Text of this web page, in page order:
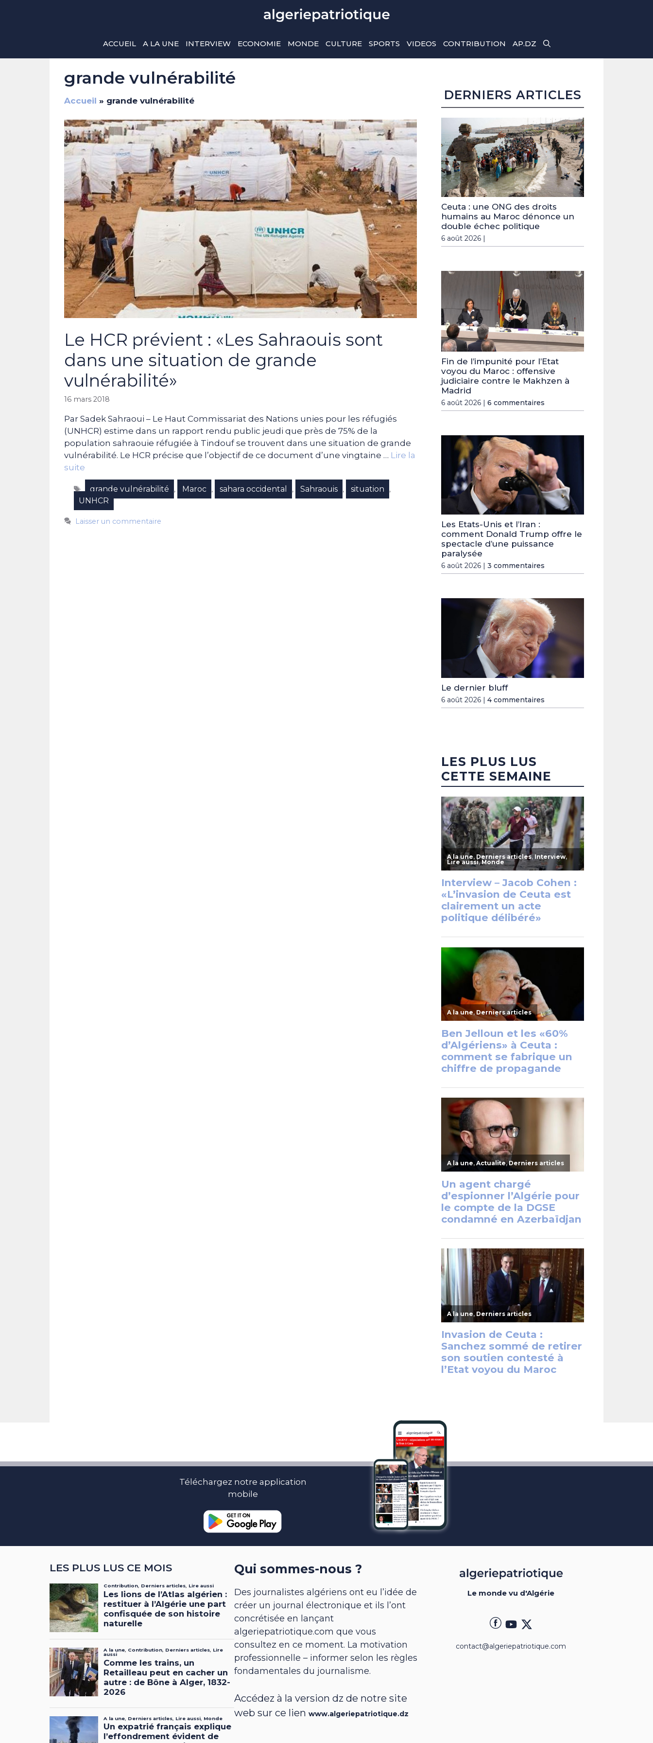
ACCUEIL A LA UNE INTERVIEW ECONOMIE MONDE CULTURE SPORTS VIDEOS CONTRIBUTION AP.DZ
grande vulnérabilité
Accueil » grande vulnérabilité
Le HCR prévient : «Les Sahraouis sont
dans une situation de grande
vulnérabilité»
16 mars 2018
Par Sadek Sahraoui – Le Haut Commissariat des Nations unies pour les réfugiés
(UNHCR) estime dans un rapport rendu public jeudi que près de 75% de la
population sahraouie réfugiée à Tindouf se trouvent dans une situation de grande
vulnérabilité. Le HCR précise que l’objectif de ce document d’une vingtaine … Lire la
suite
Étiquettes
grande vulnérabilité , Maroc , sahara occidental , Sahraouis , situation ,
UNHCR
Laisser un commentaire
DERNIERS ARTICLES
Ceuta : une ONG des droits
humains au Maroc dénonce un
double échec politique
6 août 2026 |
Fin de l’impunité pour l’Etat
voyou du Maroc : offensive
judiciaire contre le Makhzen à
Madrid
6 août 2026 | 6 commentaires
Les Etats-Unis et l’Iran :
comment Donald Trump offre le
spectacle d’une puissance
paralysée
6 août 2026 | 3 commentaires
Le dernier bluff
6 août 2026 | 4 commentaires
LES PLUS LUS
CETTE SEMAINE
Téléchargez notre application
mobile
LES PLUS LUS CE MOIS Qui sommes-nous ?
Des journalistes algériens ont eu l’idée de
créer un journal électronique et ils l’ont
concrétisée en lançant
algeriepatriotique.com que vous
consultez en ce moment. La motivation
professionnelle – informer selon les règles
fondamentales du journalisme.
Accédez à la version dz de notre site
web sur ce lienwww.algeriepatriotique.dz
Le monde vu d'Algérie
contact@algeriepatriotique.com